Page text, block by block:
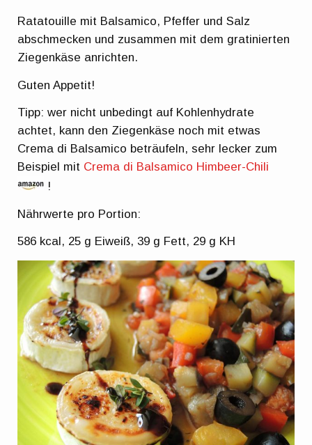
Ratatouille mit Balsamico, Pfeffer und Salz
abschmecken und zusammen mit dem gratinierten
Ziegenkäse anrichten.
Guten Appetit!
Tipp: wer nicht unbedingt auf Kohlenhydrate
achtet, kann den Ziegenkäse noch mit etwas
Crema di Balsamico beträufeln, sehr lecker zum
Beispiel mit Crema di Balsamico Himbeer-Chili
!
Nährwerte pro Portion:
586 kcal, 25 g Eiweiß, 39 g Fett, 29 g KH